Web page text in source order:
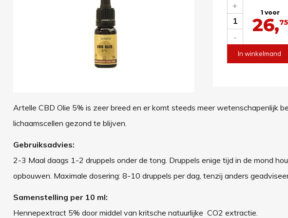
1
-
+
1 voor
26,75
In winkelmand
Artelle CBD Olie 5% is zeer breed en er komt steeds meer wetenschapenlijk
lichaamscellen gezond te blijven.
Gebruiksadvies:
2-3 Maal daags 1-2 druppels onder de tong. Druppels enige tijd in de mond
opbouwen. Maximale dosering: 8-10 druppels per dag, tenzij anders
Samenstelling per 10 ml:
Hennepextract 5% door middel van kritsche natuurlijke CO2 extractie.